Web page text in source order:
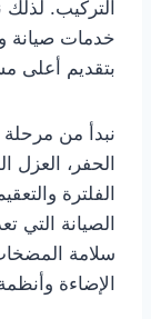
التركيب. لذلك
خدمات صيانة
بتقديم أعلى
نبدأ من
الحفر، العزل
الفلترة
الصيانة التي
سلامة
الإضاءة